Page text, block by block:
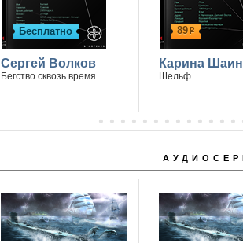
Бесплатно
Сергей Волков
Бегство сквозь время
89р
Карина
Шельф